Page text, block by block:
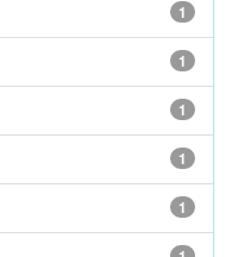
1
1
1
1
1